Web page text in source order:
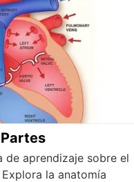
de aprendizaje sobre el
la anatomía